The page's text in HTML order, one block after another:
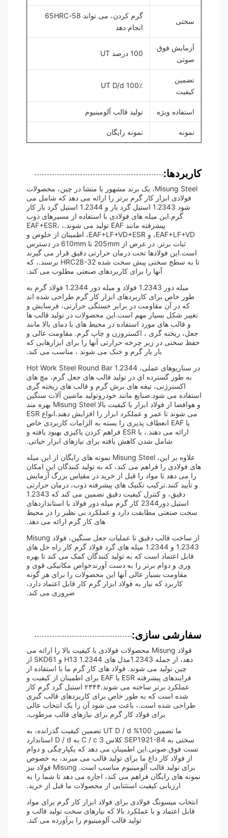
سختی
گرم کردن، می تواند 58-65HRC
انجام دهد
آزمایش فوق
صوتی
100 درصد UT
تضمین
کیفیت
استفاده ویژه تولید قالب آلومینیوم
نمونه رایگان
کاربردها:
Misung Steel، یک برند مشهور با منشا در چین، محصولات
فولادی ابزار کار گرم برتر را ارائه می دهد که شامل می
شود 1.2343 استیل گرد بار و 1.2344 استیل گرد بار کار
گرم.این میله های فولادی با استفاده از مسیرهای ذوب
پیشرفته مانند EAF تولید می شوند.، EAF+ESR،
EAF+LF+VD، و EAF+LF+VD+ESR، اطمینان از خلوص و
ثبات برتر. در عرض از 205mm تا 610mm در دسترس
است.این فولادها تحت درمان حرارتی دقیق قرار می گیرند
تا به سطح سختی پیش سخت شده HRC28-32 برسند.، که
آنها را برای کاربردهای صنعتی مطلوب می کند.
میله دور 1.2343 فولاد و میله دور 1.2344 فولاد گرم به
طور خاص برای کاربردهای ابزار کار گرم طراحی شده اند
که در آن مقاومت در برابر خستگی حرارتی، فرسایش و
تغییر شکل بسیار مهم است.این محصولات در تولید قالب ها
و قالب های مورد استفاده در محیط های با دمای بالا مانند
جعل، ریخته گری ، اکستروزن و چاپ گرم. مقاومت عالی و
حفظ سختی در زیر چرخه حرارتی آنها را برای ابزارهایی که
بار بار گرم و خنک می شوند ، مناسب می کند.
در سناریوهای عملی، 1.2344 Hot Work Steel Round Bar
به طور گسترده ای در تولید قالب های جعل گرم، مچ های
اکسترژنی، تیغه های برش گرم و قالب های ریخته گری
استفاده می شود.صنایع مانند خودروتولید ماشین آلات سنگین
و هوافضا از فولاد ابزار با کیفیت بالا Misung Steel بهره مند
می شوند تا عمر و عملکرد ابزار را افزایش دهند.انواع ESR
یا EAF انعطاف پذیری را بسته به الزامات کاربردی خاص
ارائه می دهند.، با ESR فراهم کردن پاکیزی بهبود یافته و
شامل شدن کاهش یافته برای نیازهای ابزار حیاتی.
علاوه بر این، Misung Steel نمونه های رایگان از این میله
های فولادی را فراهم می کند، که به تولید کنندگان این امکان
را می دهد تا مواد را قبل از خرید در مقیاس بزرگ آزمایش
و تأیید کنند.ترکیب تکنیک های پیشرفته ذوب، درمان حرارتی
دقیق، و کنترل کیفیت دقیق تضمین می کند که 1.2343
استیل دور2344 کار گرم میله دور فولاد با استانداردهای
سخت صنعتی مطابقت دارد و عملکرد بی نظیر را در محیط
های کار گرم ارائه می دهد.
از ساخت قالب دقیق تا عملیات جعل سنگین، فولاد Misung
1.2343 و 1.2344 میله های گرد فولاد گرم کار راه حل های
قابل اعتماد است که به تولید کنندگان کمک می کند تا بهره
وری و دوام برتر را به دست آورندخواص مکانیکی قوی و
مقاومت بسیار عالی آنها این محصولات را برای هر گونه
کاربرد که نیاز به فولاد ابزار گرم کار قابل اعتماد دارد،
ضروری می کند.
سفارشی سازی:
فولاد Misung محصولات فولادی با کیفیت بالا را ارائه می
دهد، از جمله 1.2343مدل های 1.2344 H13 و SKD61 از
چین تولید می شوند. فولاد های کار گرم ما با استفاده از
فرایندهای پیشرفته ESR یا EAF برای اطمینان از کیفیت و
عملکرد برتر ساخته می شوند.۲۳۴۴ استیل گرد گرم کار
شده است که به طور خاص برای کاربردهای قالب گیری
طراحی شده است.، باعث می شود آن را یک انتخاب عالی
برای فولاد کار گرم برای نیازهای قالب مرطوب.
ما تضمین 100% UT D / d تضمین کیفیت گذرانده، به
سختی به SEP1921-84 کلاس 3 C / c به D / d استاندارد
تست فوق صوتی.این اطمینان می دهد که یکپارچگی و دوام
از فولاد کار داغ ما برای تولید قالب می میرند، به خصوص
برای تولید قالب آلومینیوم مناسب است. Misung فولاد نیز
نمونه های رایگان فراهم می کند، اجازه می دهد تا شما را به
ارزیابی کیفیت استثنایی از محصولات ما قبل از خرید.
انتخاب میسونگ فولادی برای فولاد ابزار کار گرم برای مواد
قابل اعتماد و با عملکرد بالا که نیازهای سخت تولید قالب و
تولید قالب آلومینیوم را برآورده می کند.